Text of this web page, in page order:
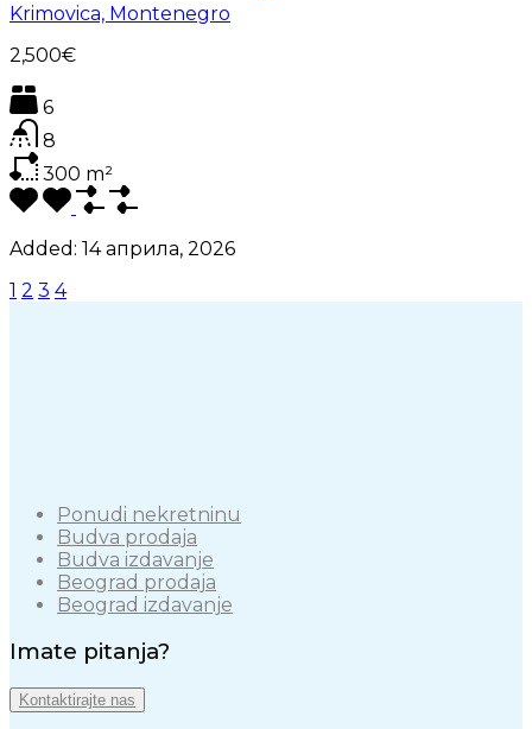
Krimovica, Montenegro
2,500€
6
8
300 m²
Added: 14 априла, 2026
1 2 3 4
Ponudi nekretninu
Budva prodaja
Budva izdavanje
Beograd prodaja
Beograd izdavanje
Imate pitanja?
Kontaktirajte nas